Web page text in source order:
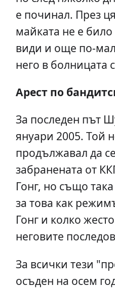
е починал. През
майката не е
види и още по-
него в болницата
Арест по
За последен път
януари 2005. Той
продължавал да
забранената от
Гонг, но също
за това как
Гонг и колко
неговите
За всички тези
осъден на осем